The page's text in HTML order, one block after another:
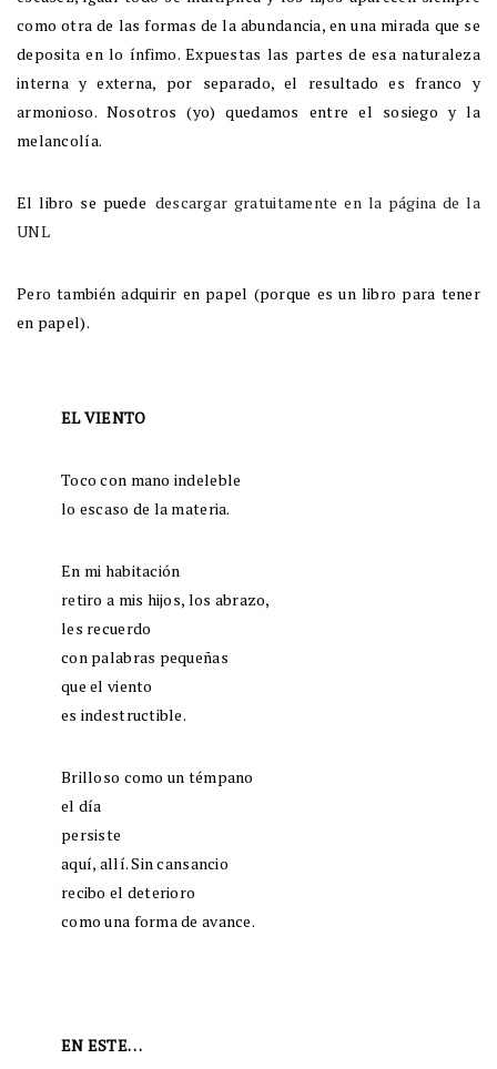
como otra de las formas de la abundancia, en una mirada que se
deposita en lo ínfimo. Expuestas las partes de esa naturaleza
interna y externa, por separado, el resultado es franco y
armonioso. Nosotros (yo) quedamos entre el sosiego y la
melancolía.
El libro se puede descargar gratuitamente en la página de la
UNL
Pero también adquirir en papel (porque es un libro para tener
en papel).
EL VIENTO
Toco con mano indeleble
lo escaso de la materia.
En mi habitación
retiro a mis hijos, los abrazo,
les recuerdo
con palabras pequeñas
que el viento
es indestructible.
Brilloso como un témpano
el día
persiste
aquí, allí. Sin cansancio
recibo el deterioro
como una forma de avance.
EN ESTE…